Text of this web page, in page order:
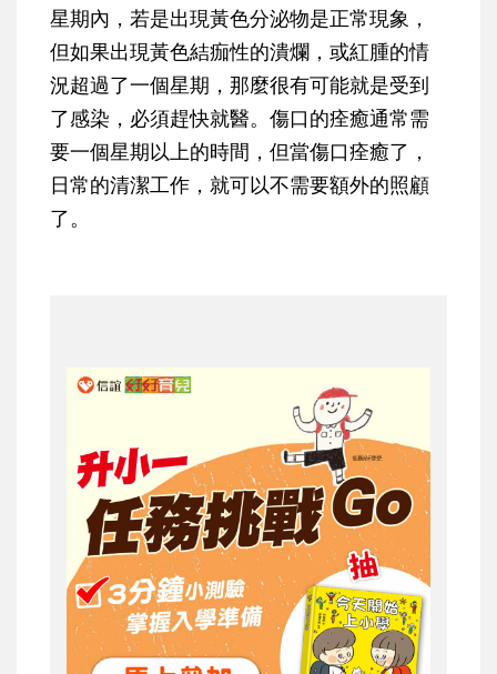
星期內，若是出現黃色分泌物是正常現象，
但如果出現黃色結痂性的潰爛，或紅腫的情
況超過了一個星期，那麼很有可能就是受到
了感染，必須趕快就醫。傷口的痊癒通常需
要一個星期以上的時間，但當傷口痊癒了，
日常的清潔工作，就可以不需要額外的照顧
了。